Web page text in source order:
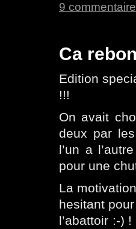
9
Ca
Edition
!!!
On avait
deux par
l’un a
pour une
La
hesitant
l’abattoir :-)